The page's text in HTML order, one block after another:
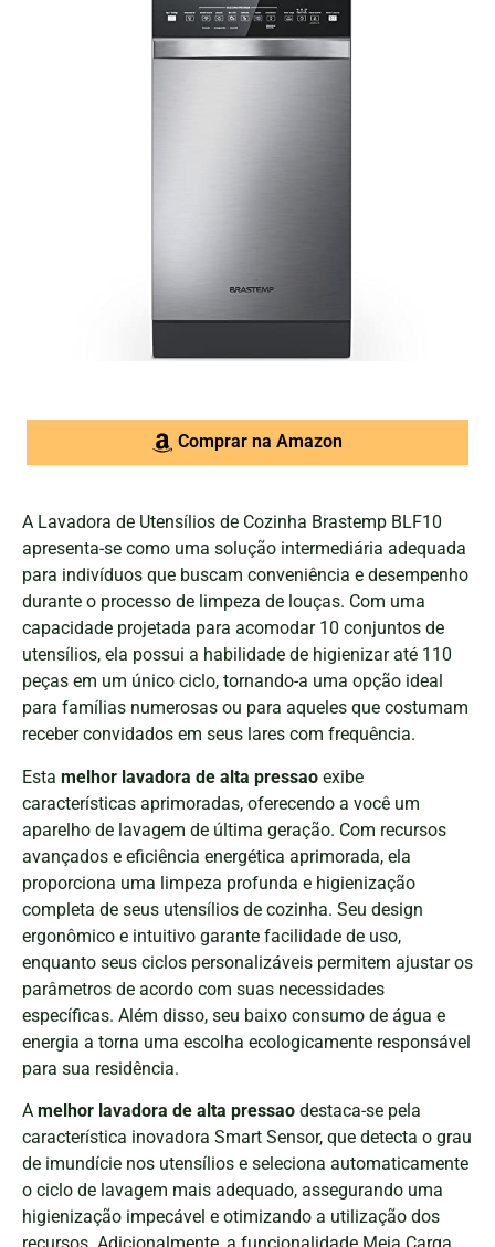
Comprar na Amazon
A Lavadora de Utensílios de Cozinha Brastemp BLF10
apresenta-se como uma solução intermediária adequada
para indivíduos que buscam conveniência e desempenho
durante o processo de limpeza de louças. Com uma
capacidade projetada para acomodar 10 conjuntos de
utensílios, ela possui a habilidade de higienizar até 110
peças em um único ciclo, tornando-a uma opção ideal
para famílias numerosas ou para aqueles que costumam
receber convidados em seus lares com frequência.
Esta melhor lavadora de alta pressao exibe
características aprimoradas, oferecendo a você um
aparelho de lavagem de última geração. Com recursos
avançados e eficiência energética aprimorada, ela
proporciona uma limpeza profunda e higienização
completa de seus utensílios de cozinha. Seu design
ergonômico e intuitivo garante facilidade de uso,
enquanto seus ciclos personalizáveis permitem ajustar os
parâmetros de acordo com suas necessidades
específicas. Além disso, seu baixo consumo de água e
energia a torna uma escolha ecologicamente responsável
para sua residência.
A melhor lavadora de alta pressao destaca-se pela
característica inovadora Smart Sensor, que detecta o grau
de imundície nos utensílios e seleciona automaticamente
o ciclo de lavagem mais adequado, assegurando uma
higienização impecável e otimizando a utilização dos